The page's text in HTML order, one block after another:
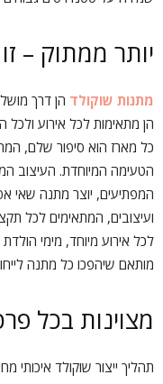
יותר ממתוק – זו
מתנות שוקולד הן דרך
הן מתאימות לכל אירוע ולכל
כל מארז הוא סיפור שלם,
הטעימה המיוחדת. העיצוב
המפתיעים, יוצר מתנה שאי
ועיצובים, המתאימים לכל
לכל אירוע מיוחד, מימי
מותאם שיהפכו כל מתנה
מצוינות בכל
תהליך ייצור שוקולד